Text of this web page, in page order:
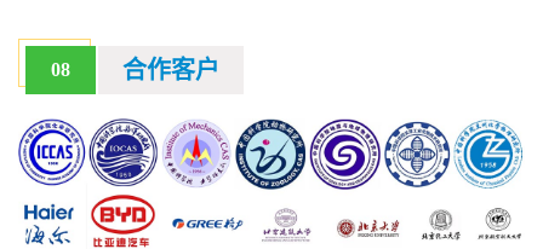
08 合作客户